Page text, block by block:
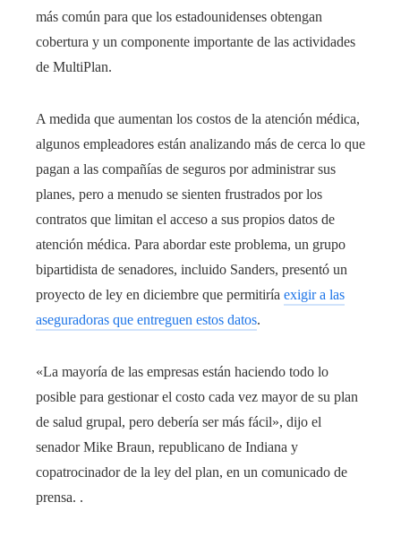
más común para que los estadounidenses obtengan
cobertura y un componente importante de las actividades
de MultiPlan.
A medida que aumentan los costos de la atención médica,
algunos empleadores están analizando más de cerca lo que
pagan a las compañías de seguros por administrar sus
planes, pero a menudo se sienten frustrados por los
contratos que limitan el acceso a sus propios datos de
atención médica. Para abordar este problema, un grupo
bipartidista de senadores, incluido Sanders, presentó un
proyecto de ley en diciembre que permitiría exigir a las
aseguradoras que entreguen estos datos.
«La mayoría de las empresas están haciendo todo lo
posible para gestionar el costo cada vez mayor de su plan
de salud grupal, pero debería ser más fácil», dijo el
senador Mike Braun, republicano de Indiana y
copatrocinador de la ley del plan, en un comunicado de
prensa. .